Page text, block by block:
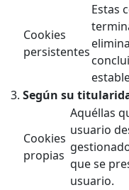
Cookies
persistentes
Estas
Según su
Cookies
propias
Aquéllas
usuario
que se
usuario.